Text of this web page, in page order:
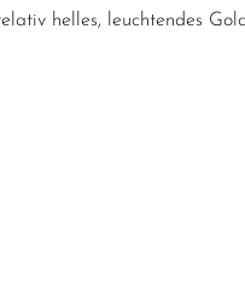
helles, leuchtendes